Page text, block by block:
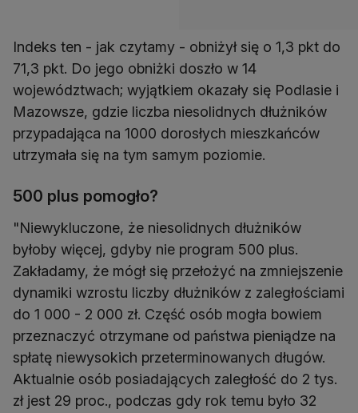
Indeks ten - jak czytamy - obniżył się o 1,3 pkt do
71,3 pkt. Do jego obniżki doszło w 14
województwach; wyjątkiem okazały się Podlasie i
Mazowsze, gdzie liczba niesolidnych dłużników
przypadająca na 1000 dorosłych mieszkańców
utrzymała się na tym samym poziomie.
500 plus pomogło?
"Niewykluczone, że niesolidnych dłużników
byłoby więcej, gdyby nie program 500 plus.
Zakładamy, że mógł się przełożyć na zmniejszenie
dynamiki wzrostu liczby dłużników z zaległościami
do 1 000 - 2 000 zł. Część osób mogła bowiem
przeznaczyć otrzymane od państwa pieniądze na
spłatę niewysokich przeterminowanych długów.
Aktualnie osób posiadających zaległość do 2 tys.
zł jest 29 proc., podczas gdy rok temu było 32